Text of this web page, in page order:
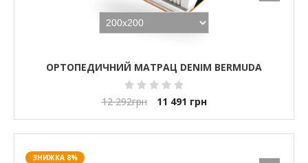
ОРТОПЕДИЧНИЙ МАТРАЦ DENIM BERMUDA
12 292грн 11 491 грн
ЗНИЖКА 8%